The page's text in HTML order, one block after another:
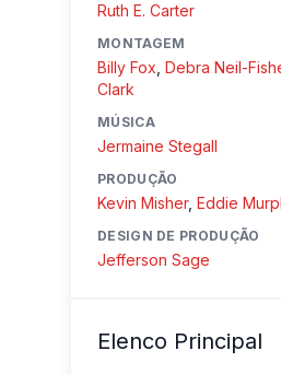
Ruth E. Carter
MONTAGEM
Billy Fox Debra Neil-
Clark
MÚSICA
Jermaine Stegall
PRODUÇÃO
Kevin Misher, Eddie
DESIGN DE PRODUÇÃO
Jefferson Sage
Elenco Principal